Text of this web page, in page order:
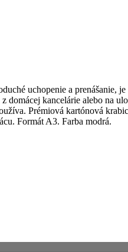
uchopenie a prenášanie,
domácej kancelárie alebo na
Prémiová kartónová
Formát A3. Farba modrá.